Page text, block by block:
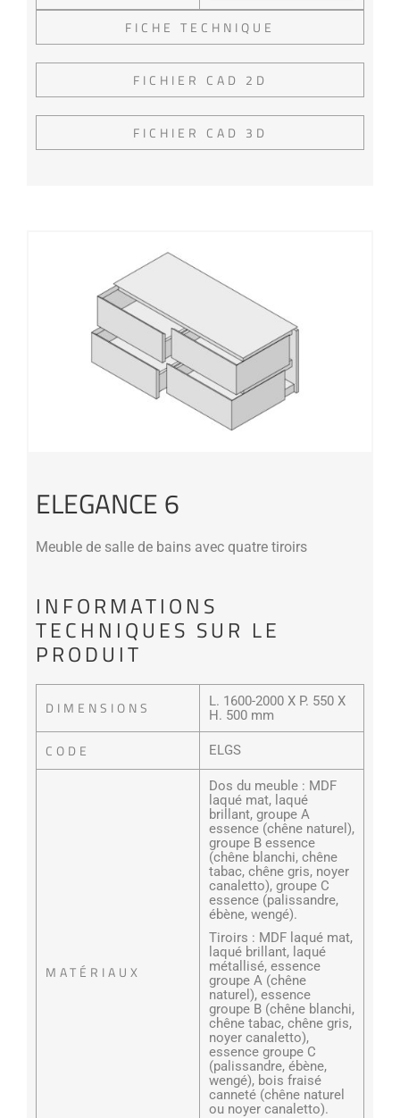
FICHE TECHNIQUE
FICHIER CAD 2D
FICHIER CAD 3D
ELEGANCE 6
Meuble de salle de bains avec quatre tiroirs
INFORMATIONS
TECHNIQUES SUR LE
PRODUIT
DIMENSIONS
L. 1600-2000 X P. 550 X
H. 500 mm
CODE ELGS
MATÉRIAUX
Dos du meuble : MDF
laqué mat, laqué
brillant, groupe A
essence (chêne naturel),
groupe B essence
(chêne blanchi, chêne
tabac, chêne gris, noyer
canaletto), groupe C
essence (palissandre,
ébène, wengé).
Tiroirs : MDF laqué mat,
laqué brillant, laqué
métallisé, essence
groupe A (chêne
naturel), essence
groupe B (chêne blanchi,
chêne tabac, chêne gris,
noyer canaletto),
essence groupe C
(palissandre, ébène,
wengé), bois fraisé
canneté (chêne naturel
ou noyer canaletto).